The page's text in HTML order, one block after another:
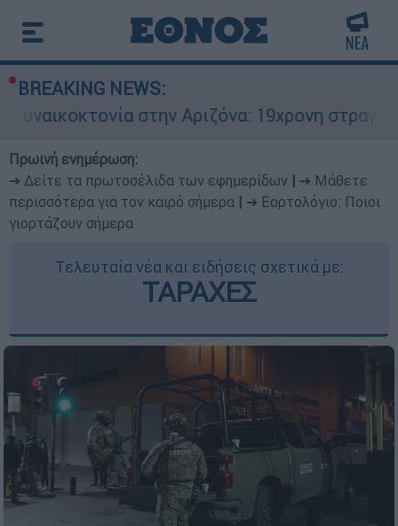
BREAKING NEWS:
στην Αριζόνα: 19χρονη στραγγαλίστηκε
Πρωινή ενημέρωση:
➔ Δείτε τα πρωτοσέλιδα των εφημερίδων
➔ Μάθετε
περισσότερα για τον καιρό σήμερα
➔ Εορτολόγιο: Ποιοι
γιορτάζουν σήμερα
Τελευταία νέα και ειδήσεις σχετικά με:
ΤΑΡΑΧΕΣ